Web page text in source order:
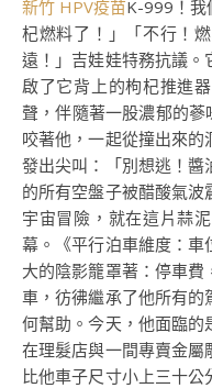
新竹 HPV疫苗K-999！我
杞燃料了！」「不行！
遠！」吉娃娃特務抗議。
啟了它背上的枸杞推進
聲，伴隨著一股濃郁的
咬著他，一起從撞出來
發出尖叫：「別想逃！
的所有空盤子被醋酸氣
宇宙冒險，就在這片蒜
幕。《平行泊車維度：車
大的陰影籠罩著：停車
車，彷彿繼承了他所有
何幫助。今天，他面臨
在理髮店與一間專賣金屬
比他車子尺寸小上三十